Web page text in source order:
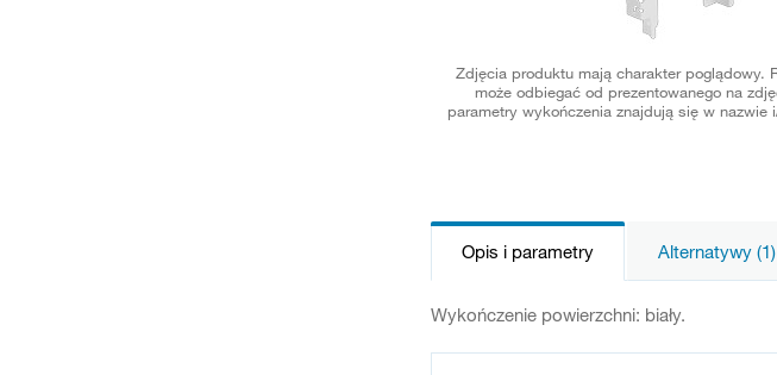
Zdjęcia produktu mają charakter poglądowy.
może odbiegać od prezentowanego na
parametry wykończenia znajdują się w nazwie
Opis i parametry Alternatywy (1)
Wykończenie powierzchni: biały.